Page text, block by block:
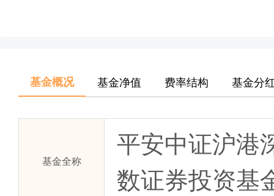
基金概况 基金净值 费率结构 基金分
基金全称
平安中证沪港
数证券投资基